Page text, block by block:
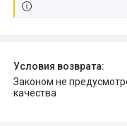
Законом не предусмотрен возврат и обмен данного товара надлежащего
качества